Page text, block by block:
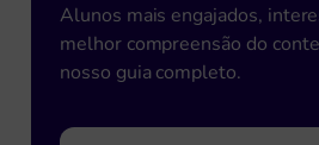
Alunos mais engajados,
melhor compreensão do
nosso guia completo.